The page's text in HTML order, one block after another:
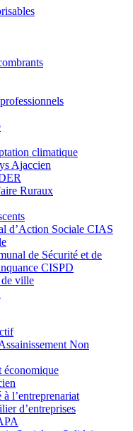
climatique
Ajaccien
Ruraux
d’Action Sociale CIAS
de Sécurité et de
CISPD
de ville
Non
économique
l’entreprenariat
d’entreprises